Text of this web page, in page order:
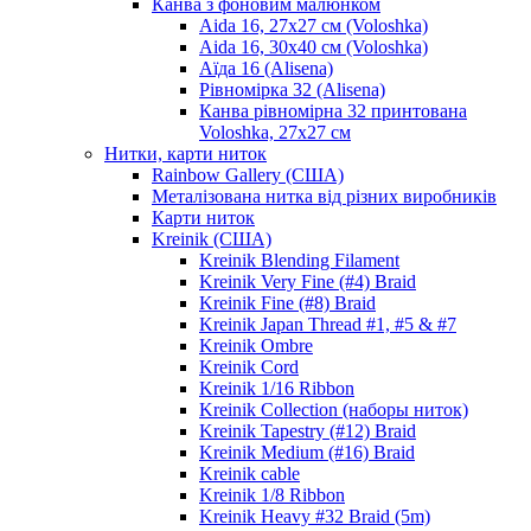
Aida 16, 27х27 см (Voloshka)
Aida 16, 30х40 см (Voloshka)
Аїда 16 (Alisena)
Рівномірка 32 (Alisena)
Канва рівномірна 32 принтована
Voloshka, 27х27 см
Нитки, карти ниток
Rainbow Gallery (США)
Металізована нитка від різних виробників
Карти ниток
Kreinik (США)
Kreinik Blending Filament
Kreinik Very Fine (#4) Braid
Kreinik Fine (#8) Braid
Kreinik Japan Thread #1, #5 & #7
Kreinik Ombre
Kreinik Cord
Kreinik 1/16 Ribbon
Kreinik Collection (наборы ниток)
Kreinik Tapestry (#12) Braid
Kreinik Medium (#16) Braid
Kreinik cable
Kreinik 1/8 Ribbon
Kreinik Heavy #32 Braid (5m)